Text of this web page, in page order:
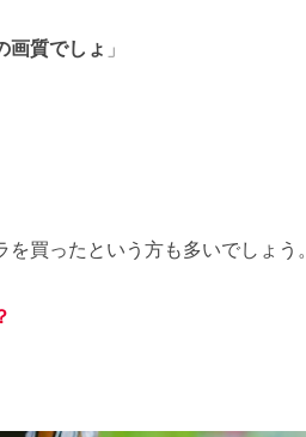
画質でしょ 」
買ったという方も多いでしょう。